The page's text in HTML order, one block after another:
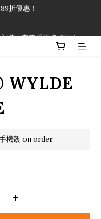
$999（不含運費），即可
折優惠！
WYLDE
機殼 on order